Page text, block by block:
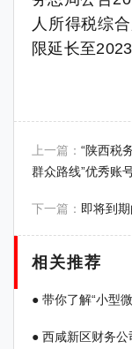
人所得税综
限延长至
上一篇： “陕西税
群众路线”优秀账
下一篇： 即将到
相关推荐
● 带你了解“小型
● 西咸新区财务